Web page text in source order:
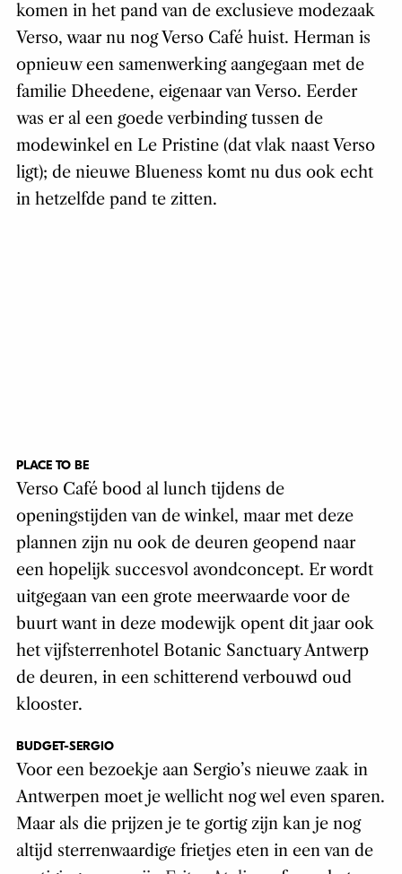
komen in het pand van de exclusieve modezaak
Verso, waar nu nog Verso Café huist. Herman is
opnieuw een samenwerking aangegaan met de
familie Dheedene, eigenaar van Verso. Eerder
was er al een goede verbinding tussen de
modewinkel en Le Pristine (dat vlak naast Verso
ligt); de nieuwe Blueness komt nu dus ook echt
in hetzelfde pand te zitten.
PLACE TO BE
Verso Café bood al lunch tijdens de
openingstijden van de winkel, maar met deze
plannen zijn nu ook de deuren geopend naar
een hopelijk succesvol avondconcept. Er wordt
uitgegaan van een grote meerwaarde voor de
buurt want in deze modewijk opent dit jaar ook
het vijfsterrenhotel Botanic Sanctuary Antwerp
de deuren, in een schitterend verbouwd oud
klooster.
BUDGET-SERGIO
Voor een bezoekje aan Sergio’s nieuwe zaak in
Antwerpen moet je wellicht nog wel even sparen.
Maar als die prijzen je te gortig zijn kan je nog
altijd sterrenwaardige frietjes eten in een van de